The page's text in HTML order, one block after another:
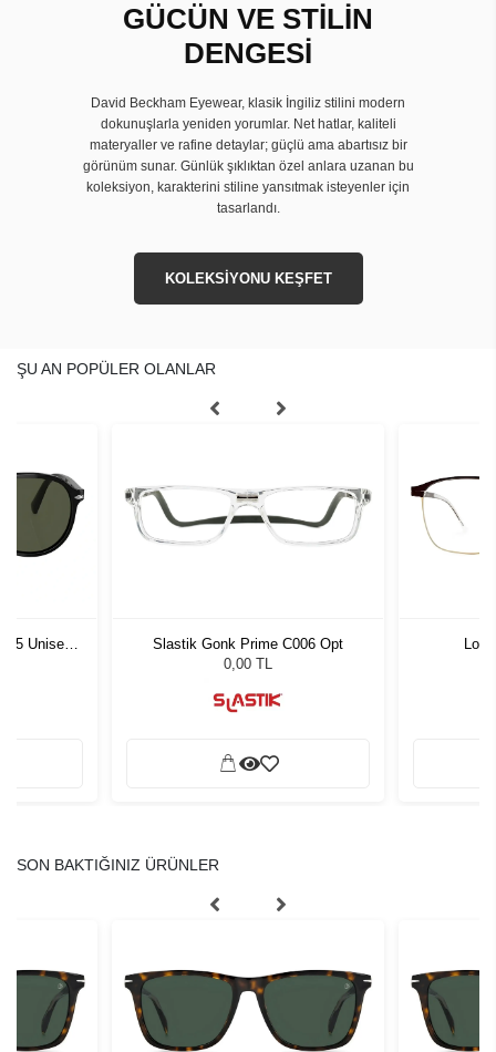
GÜCÜN VE STİLİN
DENGESİ
David Beckham Eyewear, klasik İngiliz stilini modern
dokunuşlarla yeniden yorumlar. Net hatlar, kaliteli
materyaller ve rafine detaylar; güçlü ama abartısız bir
görünüm sunar. Günlük şıklıktan özel anlara uzanan bu
koleksiyon, karakterini stiline yansıtmak isteyenler için
tasarlandı.
KOLEKSİYONU KEŞFET
ŞU AN POPÜLER OLANLAR
55 Unisex
Slastik Gonk Prime C006 Opt
0,00 TL
Lool
SON BAKTIĞINIZ ÜRÜNLER